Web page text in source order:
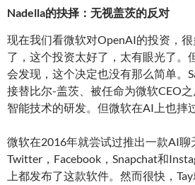
Nadella的抉择：无视盖茨的反对
现在我们看微软对OpenAI的投资，
了，这个投资太好了，太有眼光了。
会发现，这个决定也没有那么简单。
接替比尔-盖茨、被任命为微软CEO
智能技术的研发。但微软在AI上也摔
微软在2016年就尝试过推出一款AI聊
Twitter，Facebook，Snapchat和
上都发布了这款软件。然而很快，